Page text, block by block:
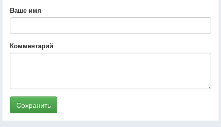
Ваше имя
Комментарий
Сохранить